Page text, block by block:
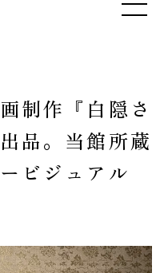
メニュ
制作『白隠さ
品。当館所蔵
ビジュアル